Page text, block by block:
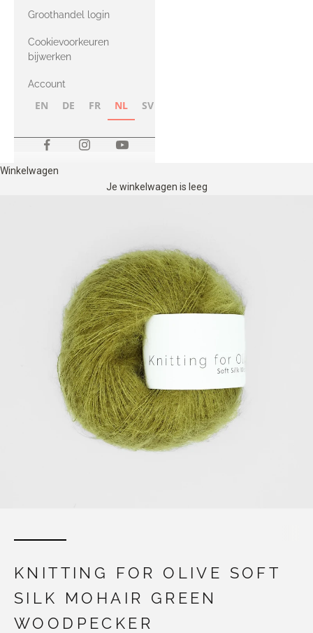
met Heavy
Merino
Groothandel login
Cookievoorkeuren
bijwerken
Account
EN DE FR NL SV
Winkelwagen
Je winkelwagen is leeg
KNITTING FOR OLIVE SOFT
SILK MOHAIR GREEN
WOODPECKER